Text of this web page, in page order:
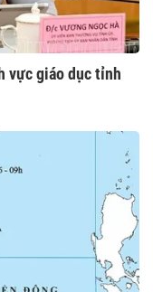
vực giáo dục tỉnh